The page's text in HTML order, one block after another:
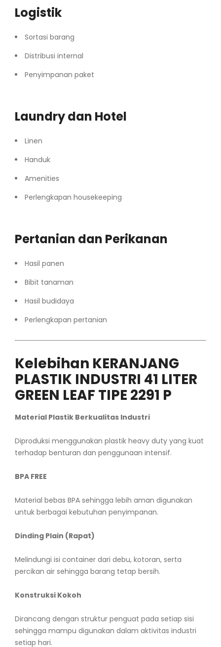
Logistik
Sortasi barang
Distribusi internal
Penyimpanan paket
Laundry dan Hotel
Linen
Handuk
Amenities
Perlengkapan housekeeping
Pertanian dan Perikanan
Hasil panen
Bibit tanaman
Hasil budidaya
Perlengkapan pertanian
Kelebihan KERANJANG
PLASTIK INDUSTRI 41 LITER
GREEN LEAF TIPE 2291 P
Material Plastik Berkualitas Industri
Diproduksi menggunakan plastik heavy duty yang kuat
terhadap benturan dan penggunaan intensif.
BPA FREE
Material bebas BPA sehingga lebih aman digunakan
untuk berbagai kebutuhan penyimpanan.
Dinding Plain (Rapat)
Melindungi isi container dari debu, kotoran, serta
percikan air sehingga barang tetap bersih.
Konstruksi Kokoh
Dirancang dengan struktur penguat pada setiap sisi
sehingga mampu digunakan dalam aktivitas industri
setiap hari.